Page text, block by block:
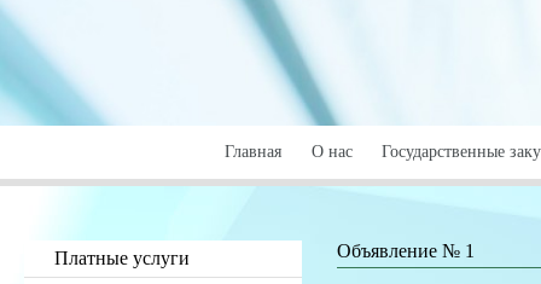
Главная О нас Государственные
Платные услуги
Объявление № 1